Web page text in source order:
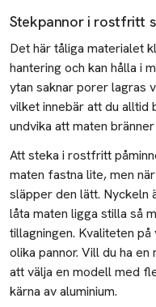
Stekpannor i rostfritt
Det här tåliga materialet
hantering och kan hålla i
ytan saknar porer lagras
vilket innebär att du
undvika att maten
Att steka i rostfritt
maten fastna lite, men
släpper den lätt. Nyckeln
låta maten ligga stilla så
tillagningen. Kvaliteten
olika pannor. Vill du ha
att välja en modell med
kärna av aluminium.